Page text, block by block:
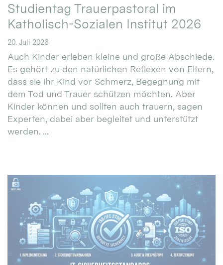
Studientag Trauerpastoral im
Katholisch-Sozialen Institut 2026
20. Juli 2026
Auch Kinder erleben kleine und große Abschiede.
Es gehört zu den natürlichen Reflexen von Eltern,
dass sie ihr Kind vor Schmerz, Begegnung mit
dem Tod und Trauer schützen möchten. Aber
Kinder können und sollten auch trauern, sagen
Experten, dabei aber begleitet und unterstützt
werden. ...